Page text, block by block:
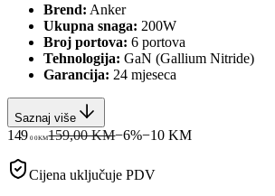
Brend: Anker
Ukupna snaga: 200W
Broj portova: 6 portova
Tehnologija: GaN (Gallium Nitride)
Garancija: 24 mjeseca
Saznaj više
149 00KM159,00 KM−6%−10 KM
Cijena uključuje PDV